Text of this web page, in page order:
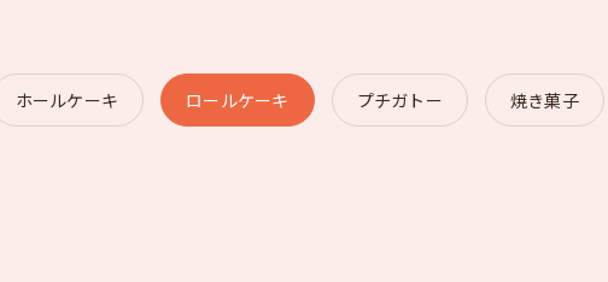
ホールケーキ ロールケーキ プチガトー 焼き菓子